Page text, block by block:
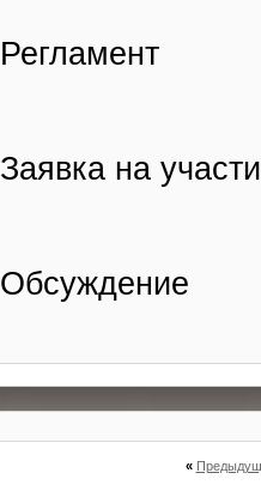
Регламент
Заявка на
Обсуждение
«